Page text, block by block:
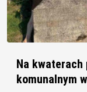
Na
komunalnym